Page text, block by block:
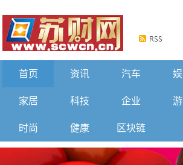
首页 资讯 汽车
家居 科技 企业
时尚 健康 区块链